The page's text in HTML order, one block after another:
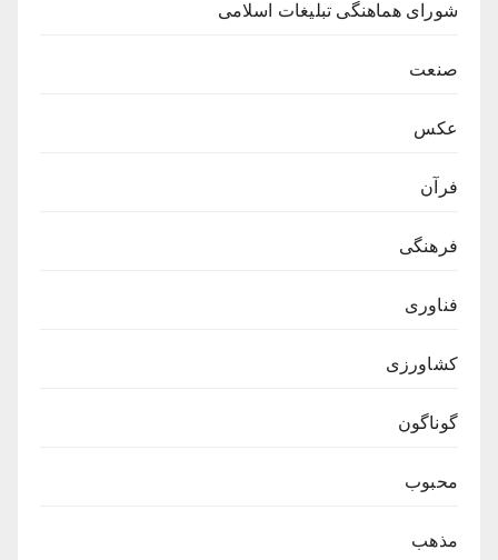
شورای هماهنگی تبلیغات اسلامی
صنعت
عکس
فرآن
فرهنگی
فناوری
کشاورزی
گوناگون
محبوب
مذهب